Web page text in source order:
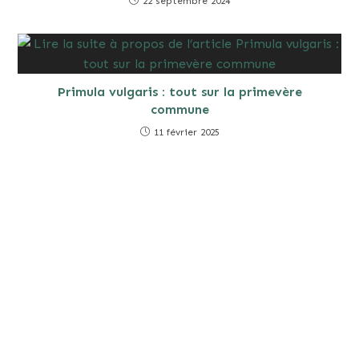
Primula vulgaris : tout sur la primevère
commune
11 février 2025